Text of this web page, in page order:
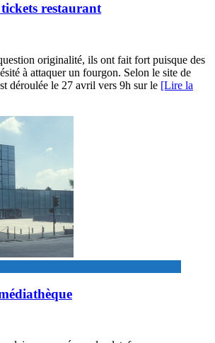
restaurant
originalité, ils ont fait fort puisque des
à attaquer un fourgon. Selon le site de
déroulée le 27 avril vers 9h sur le [Lire la